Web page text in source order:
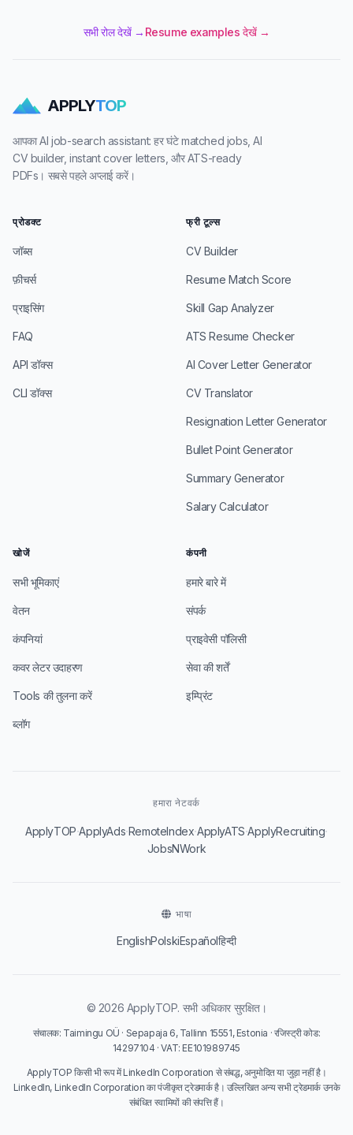
सभी रोल देखें → Resume examples देखें →
APPLYTOP
आपका AI job-search assistant: हर घंटे matched jobs, AI
CV builder, instant cover letters, और ATS-ready
PDFs। सबसे पहले अप्लाई करें।
प्रोडक्ट
जॉब्स
फ़ीचर्स
प्राइसिंग
FAQ
API डॉक्स
CLI डॉक्स
फ्री टूल्स
CV Builder
Resume Match Score
Skill Gap Analyzer
ATS Resume Checker
AI Cover Letter Generator
CV Translator
Resignation Letter Generator
Bullet Point Generator
Summary Generator
Salary Calculator
खोजें
सभी भूमिकाएं
वेतन
कंपनियां
कवर लेटर उदाहरण
Tools की तुलना करें
ब्लॉग
कंपनी
हमारे बारे में
संपर्क
प्राइवेसी पॉलिसी
सेवा की शर्तें
इम्प्रिंट
हमारा नेटवर्क
ApplyTOP·ApplyAds·RemoteIndex·ApplyATS·ApplyRecruiting·
JobsNWork
भाषा
EnglishPolskiEspañolहिन्दी
© 2026 ApplyTOP. सभी अधिकार सुरक्षित।
संचालक: Taimingu OÜ · Sepapaja 6, Tallinn 15551, Estonia · रजिस्ट्री कोड:
14297104 · VAT: EE101989745
ApplyTOP किसी भी रूप में LinkedIn Corporation से संबद्ध, अनुमोदित या जुड़ा नहीं है।
LinkedIn, LinkedIn Corporation का पंजीकृत ट्रेडमार्क है। उल्लिखित अन्य सभी ट्रेडमार्क उनके
संबंधित स्वामियों की संपत्ति हैं।